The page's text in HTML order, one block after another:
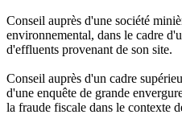
Conseil auprès d'une société
environnemental, dans le cadre
d'effluents provenant de son site.
Conseil auprès d'un cadre
d'une enquête de grande
la fraude fiscale dans le contexte